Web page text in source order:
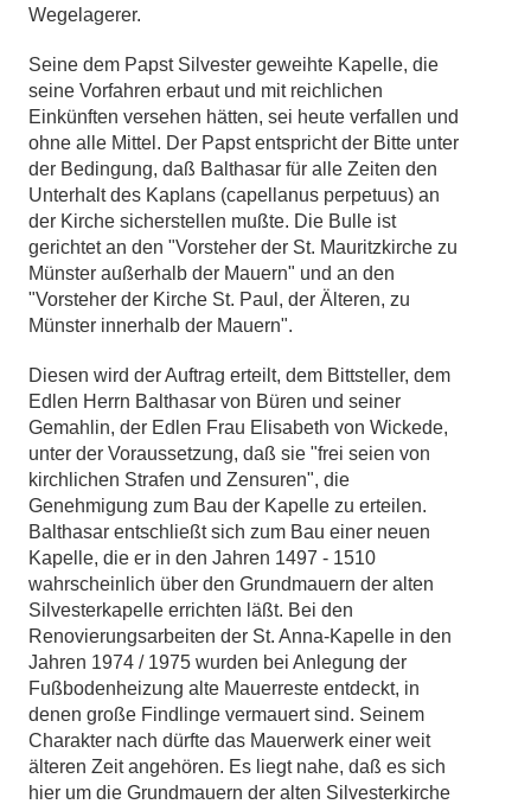
Wegelagerer.
Seine dem Papst Silvester geweihte Kapelle, die
seine Vorfahren erbaut und mit reichlichen
Einkünften versehen hätten, sei heute verfallen und
ohne alle Mittel. Der Papst entspricht der Bitte unter
der Bedingung, daß Balthasar für alle Zeiten den
Unterhalt des Kaplans (capellanus perpetuus) an
der Kirche sicherstellen mußte. Die Bulle ist
gerichtet an den "Vorsteher der St. Mauritzkirche zu
Münster außerhalb der Mauern" und an den
"Vorsteher der Kirche St. Paul, der Älteren, zu
Münster innerhalb der Mauern".
Diesen wird der Auftrag erteilt, dem Bittsteller, dem
Edlen Herrn Balthasar von Büren und seiner
Gemahlin, der Edlen Frau Elisabeth von Wickede,
unter der Voraussetzung, daß sie "frei seien von
kirchlichen Strafen und Zensuren", die
Genehmigung zum Bau der Kapelle zu erteilen.
Balthasar entschließt sich zum Bau einer neuen
Kapelle, die er in den Jahren 1497 - 1510
wahrscheinlich über den Grundmauern der alten
Silvesterkapelle errichten läßt. Bei den
Renovierungsarbeiten der St. Anna-Kapelle in den
Jahren 1974 / 1975 wurden bei Anlegung der
Fußbodenheizung alte Mauerreste entdeckt, in
denen große Findlinge vermauert sind. Seinem
Charakter nach dürfte das Mauerwerk einer weit
älteren Zeit angehören. Es liegt nahe, daß es sich
hier um die Grundmauern der alten Silvesterkirche